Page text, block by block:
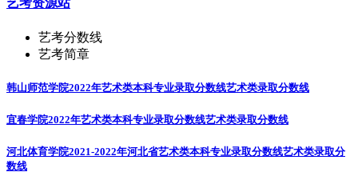
艺考资源站
艺考分数线
艺考简章
韩山师范学院2022年艺术类本科专业录取分数线艺术类录取分数线
宜春学院2022年艺术类本科专业录取分数线艺术类录取分数线
河北体育学院2021-2022年河北省艺术类本科专业录取分数线艺术类录取分
数线